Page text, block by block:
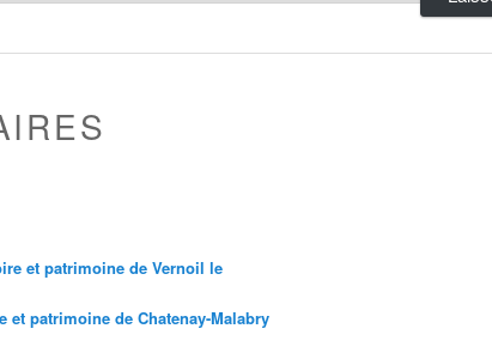
et patrimoine de Vernoil le
et patrimoine de Chatenay-Malabry